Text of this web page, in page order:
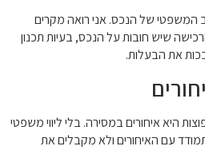
המשפטי של הנכס. אני רואה מקרים
שיש חובות על הנכס, בעיות תכנון
את הבעלות.
היא איחורים במסירה. בלי ליווי משפטי
עם האיחורים ולא מקבלים את